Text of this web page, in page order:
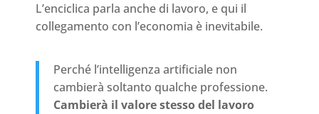
L’enciclica parla anche di lavoro, e qui il
collegamento con l’economia è inevitabile.
Perché l’intelligenza artificiale non
cambierà soltanto qualche professione.
Cambierà il valore stesso del lavoro